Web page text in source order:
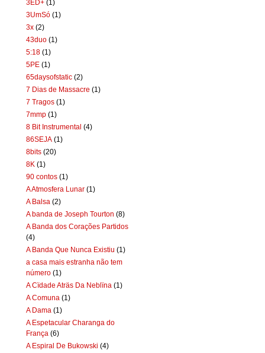
3ÉD+ (1)
3UmSó (1)
3x (2)
43duo (1)
5:18 (1)
5PE (1)
65daysofstatic (2)
7 Dias de Massacre (1)
7 Tragos (1)
7mmp (1)
8 Bit Instrumental (4)
86SEJA (1)
8bits (20)
8K (1)
90 contos (1)
A Atmosfera Lunar (1)
A Balsa (2)
A banda de Joseph Tourton (8)
A Banda dos Corações Partidos
(4)
A Banda Que Nunca Existiu (1)
a casa mais estranha não tem
número (1)
A Cïdade Aträs Da Neblïna (1)
A Comuna (1)
A Dama (1)
A Espetacular Charanga do
França (6)
A Espiral De Bukowski (4)